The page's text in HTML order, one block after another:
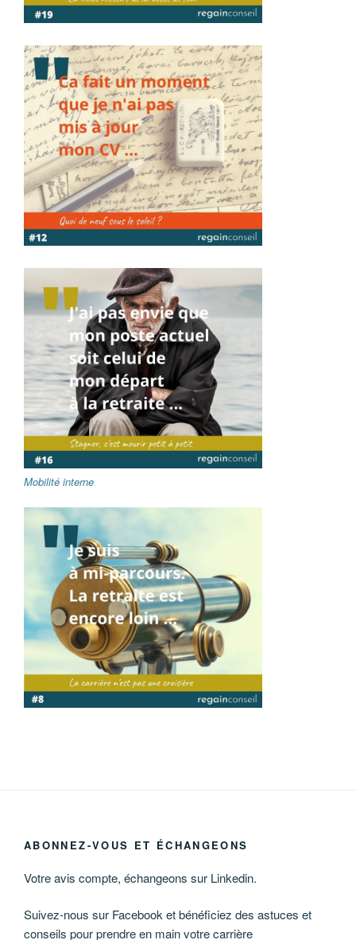
Mobilité interne
ABONNEZ-VOUS ET ÉCHANGEONS
Votre avis compte, échangeons sur Linkedin.
Suivez-nous sur Facebook et bénéficiez des astuces et
conseils pour prendre en main votre carrière